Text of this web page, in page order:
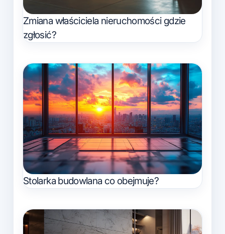
Zmiana właściciela nieruchomości gdzie
zgłosić?
Stolarka budowlana co obejmuje?